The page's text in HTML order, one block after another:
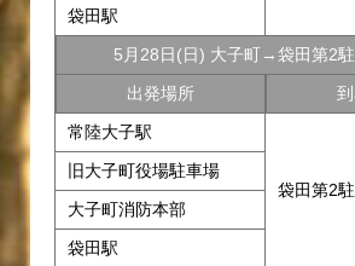
袋田駅
5月28日(日) 大子町→袋田第2
出発場所
常陸大子駅
袋田第2
旧大子町役場駐車場
大子町消防本部
袋田駅